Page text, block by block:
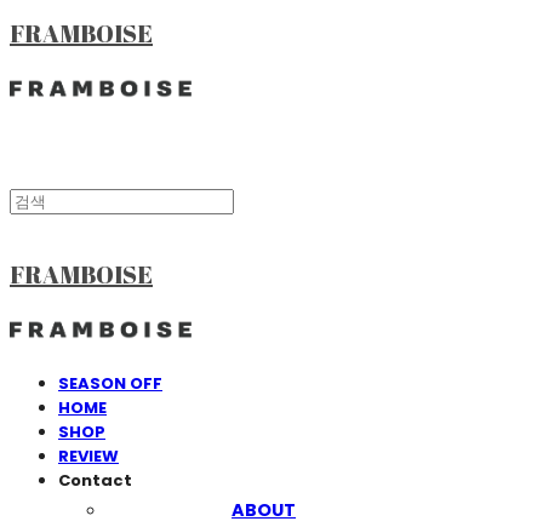
FRAMBOISE
FRAMBOISE
SEASON OFF
HOME
SHOP
REVIEW
Contact
ABOUT